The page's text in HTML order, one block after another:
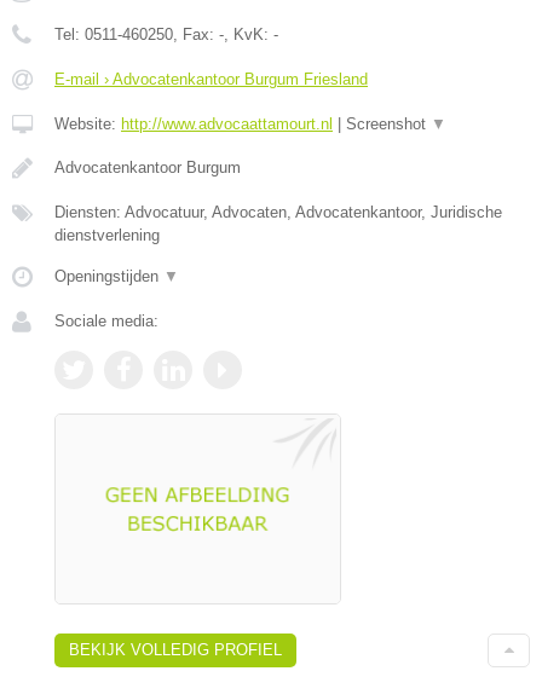
Tel: 0511-460250 , Fax: - , KvK: -
E-mail › Advocatenkantoor Burgum Friesland
Website: http://www.advocaattamourt.nl | Screenshot ▼
Advocatenkantoor Burgum
Diensten: Advocatuur, Advocaten, Advocatenkantoor, Juridische
dienstverlening
Openingstijden ▼
Sociale media:
BEKIJK VOLLEDIG PROFIEL